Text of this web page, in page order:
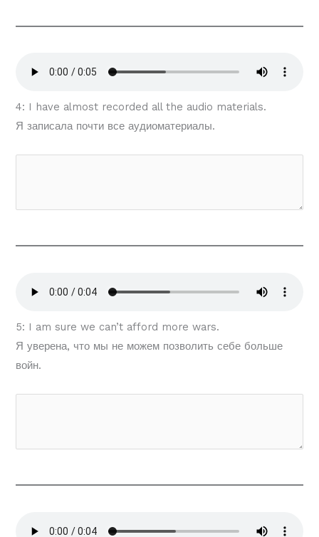
4: I have almost recorded all the audio materials.
Я записала почти все аудиоматериалы.
5: I am sure we can’t afford more wars.
Я уверена, что мы не можем позволить себе больше
войн.